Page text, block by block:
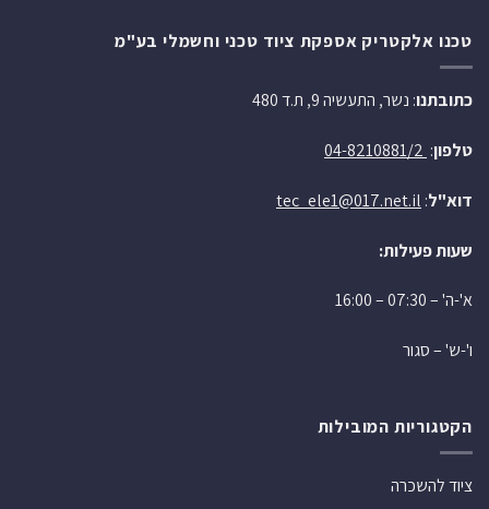
טכנו אלקטריק אספקת ציוד טכני וחשמלי בע"מ
כתובתנו: נשר, התעשיה 9, ת.ד 480
טלפון:
דוא"ל:
tec_ele1@017.net.il
שעות פעילות:
א'-ה' – 07:30 – 16:00
ו'-ש' – סגור
הקטגוריות המובילות
ציוד להשכרה